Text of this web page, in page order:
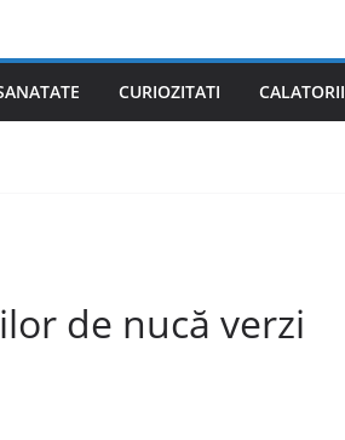
CURIOZITATI CALATORII
de nucă verzi